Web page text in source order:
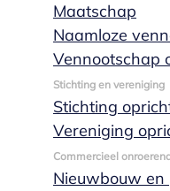
Maatschap
Naamloze
Vennootschap
Stichting en vereniging
Stichting
Vereniging
Commercieel
Nieuwbouw
correct en